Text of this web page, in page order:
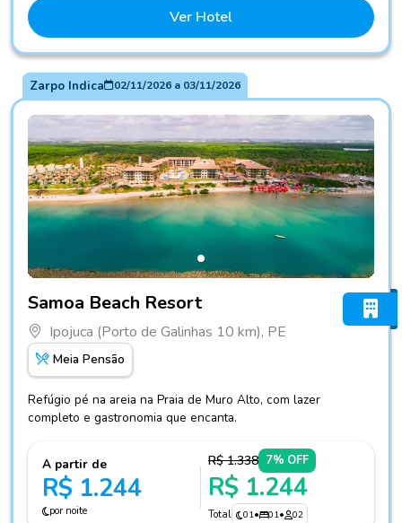
Ver Hotel
Zarpo Indica 02/11/2026a 03/11/2026
Samoa Beach Resort
Ipojuca (Porto de Galinhas 10 km), PE
Meia Pensão
Refúgio pé na areia na Praia de Muro Alto, com lazer
completo e gastronomia que encanta.
A partir de
R$ 1.244
por noite
R$ 1.338 7% OFF
R$ 1.244
Total 01• 01• 02